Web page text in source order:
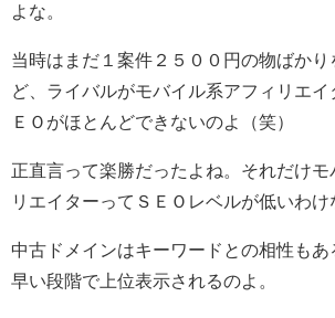
よな。
当時はまだ１案件２５００円の物ばかり
ど、ライバルがモバイル系アフィリエイ
ＥＯがほとんどできないのよ（笑）
正直言って楽勝だったよね。それだけモ
リエイターってＳＥＯレベルが低いわけ
中古ドメインはキーワードとの相性もあ
早い段階で上位表示されるのよ。